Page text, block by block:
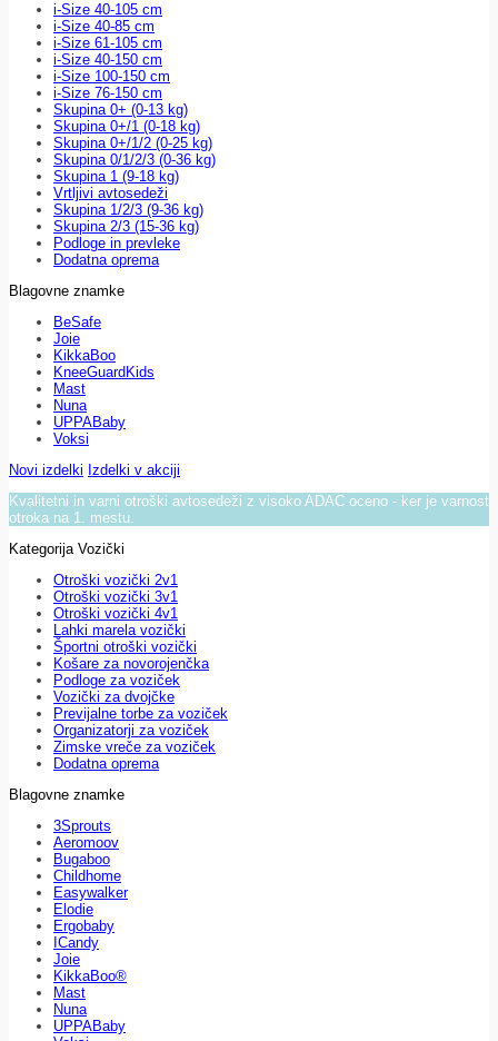
i-Size 40-105 cm
i-Size 40-85 cm
i-Size 61-105 cm
i-Size 40-150 cm
i-Size 100-150 cm
i-Size 76-150 cm
Skupina 0+ (0-13 kg)
Skupina 0+/1 (0-18 kg)
Skupina 0+/1/2 (0-25 kg)
Skupina 0/1/2/3 (0-36 kg)
Skupina 1 (9-18 kg)
Vrtljivi avtosedeži
Skupina 1/2/3 (9-36 kg)
Skupina 2/3 (15-36 kg)
Podloge in prevleke
Dodatna oprema
Blagovne znamke
BeSafe
Joie
KikkaBoo
KneeGuardKids
Mast
Nuna
UPPABaby
Voksi
Novi izdelki Izdelki v akciji
Kvalitetni in varni otroški avtosedeži z visoko ADAC oceno - ker je varnost
otroka na 1. mestu.
Kategorija Vozički
Otroški vozički 2v1
Otroški vozički 3v1
Otroški vozički 4v1
Lahki marela vozički
Športni otroški vozički
Košare za novorojenčka
Podloge za voziček
Vozički za dvojčke
Previjalne torbe za voziček
Organizatorji za voziček
Zimske vreče za voziček
Dodatna oprema
Blagovne znamke
3Sprouts
Aeromoov
Bugaboo
Childhome
Easywalker
Elodie
Ergobaby
ICandy
Joie
KikkaBoo®
Mast
Nuna
UPPABaby